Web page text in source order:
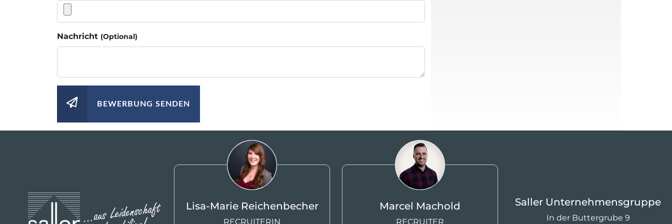
Nachricht (Optional)
BEWERBUNG SENDEN
Lisa-Marie Reichenbecher
RECRUITERIN
Marcel Machold
RECRUITER
Saller Unternehmensgruppe
In der Buttergrube 9